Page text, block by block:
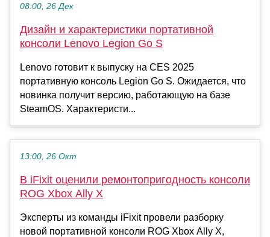
08:00, 26 Дек
Дизайн и характеристики портативной
консоли Lenovo Legion Go S
Lenovo готовит к выпуску на CES 2025
портативную консоль Legion Go S. Ожидается, что
новинка получит версию, работающую на базе
SteamOS. Характеристи...
13:00, 26 Окт
В iFixit оценили ремонтопригодность консоли
ROG Xbox Ally X
Эксперты из команды iFixit провели разборку
новой портативной консоли ROG Xbox Ally X,